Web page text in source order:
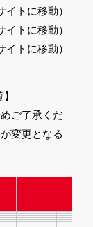
イトに移動）
イトに移動）
イトに移動）
ご了承くだ
変更となる